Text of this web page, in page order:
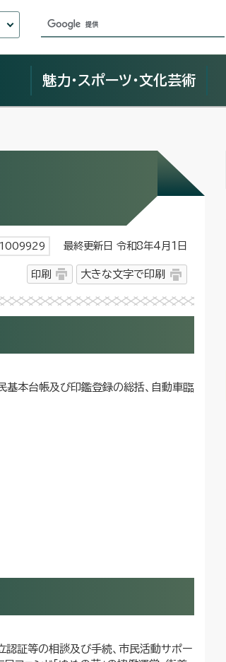
魅力・スポーツ・文化芸術
1009929 最終更新日 令和8年4月1日
印刷 大きな文字で印刷
基本台帳及び印鑑登録の総括、自動車臨
証等の相談及び手続、市民活動サポー